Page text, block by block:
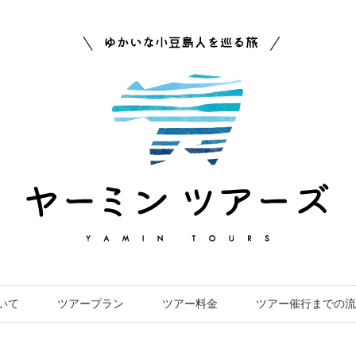
て ツアープラン ツアー料金 ツアー催行までの